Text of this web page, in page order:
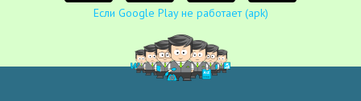
Если Google Play не работает (apk)